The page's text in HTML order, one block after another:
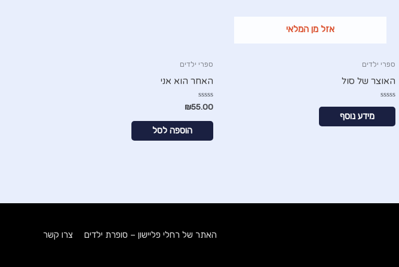
אזל מן המלאי
ספרי ילדים
האוצר של סול
דורג
5
מידע נוסף
ספרי ילדים
האחר הוא אני
דורג
מתוך
₪55.00
הוספה לסל
האתר של רחלי פליישון – סופרת ילדים צרו קשר